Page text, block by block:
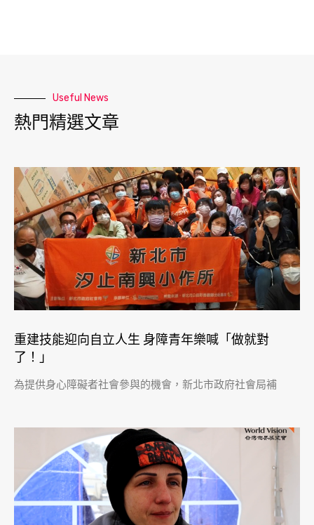
Useful News
熱門精選文章
重建技能迎向自立人生 身障青年樂喊「做就對
了！」
為提供身心障礙者社會參與的機會，新北市政府社會局補